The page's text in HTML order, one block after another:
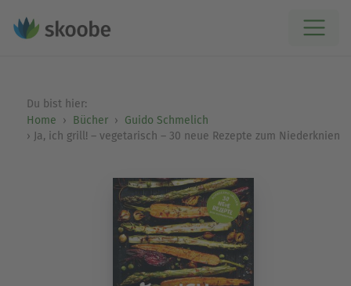
Du bist hier:
Home
Bücher
Guido Schmelich
Ja, ich grill! – vegetarisch – 30 neue Rezepte zum Niederknien